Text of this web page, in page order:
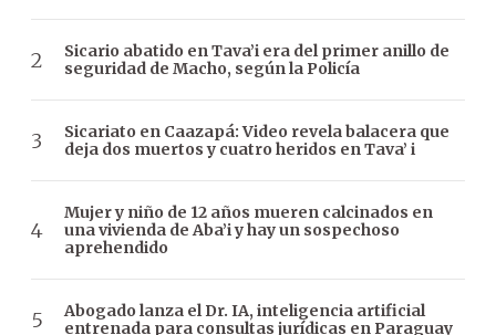
Sicario abatido en Tava’i era del primer anillo de
seguridad de Macho, según la Policía
Sicariato en Caazapá: Video revela balacera que
deja dos muertos y cuatro heridos en Tava’ i
Mujer y niño de 12 años mueren calcinados en
una vivienda de Aba’i y hay un sospechoso
aprehendido
Abogado lanza el Dr. IA, inteligencia artificial
entrenada para consultas jurídicas en Paraguay